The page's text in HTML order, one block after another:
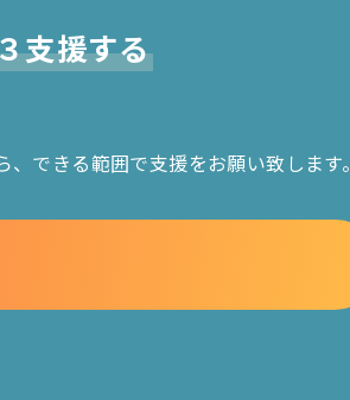
支援する
できる範囲で支援をお願い致します。